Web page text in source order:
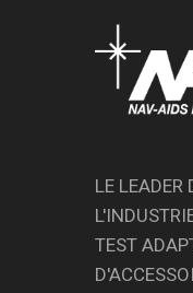
LE LEADER
TEST